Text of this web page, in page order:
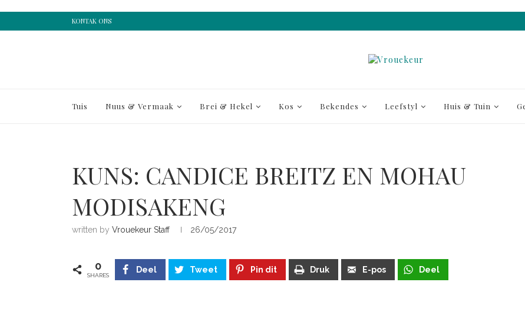
KONTAK ONS
Tuis Nuus & Vermaak Brei & Hekel Kos Bekendes Leefstyl Huis & Tuin
KUNS: CANDICE BREITZ EN MOHAU
MODISAKENG
written by Vrouekeur Staff 26/05/2017
0
SHARES
Deel Tweet Pin dit Druk E-pos Deel